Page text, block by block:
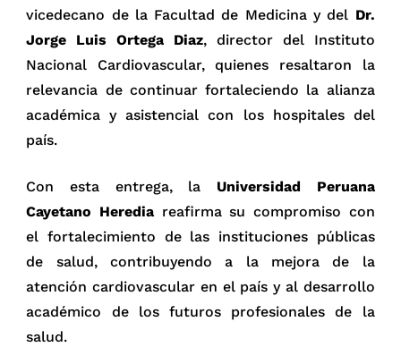
vicedecano de la Facultad de Medicina y del Dr.
Jorge Luis Ortega Diaz, director del Instituto
Nacional Cardiovascular, quienes resaltaron la
relevancia de continuar fortaleciendo la alianza
académica y asistencial con los hospitales del
país.
Con esta entrega, la Universidad Peruana
Cayetano Heredia reafirma su compromiso con
el fortalecimiento de las instituciones públicas
de salud, contribuyendo a la mejora de la
atención cardiovascular en el país y al desarrollo
académico de los futuros profesionales de la
salud.